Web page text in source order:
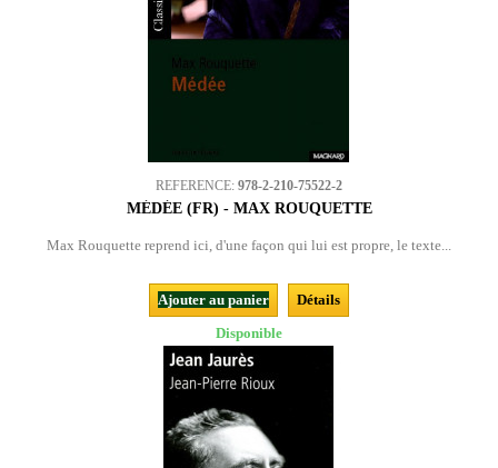
REFERENCE: 978-2-210-75522-2
MÉDÉE (FR) - MAX ROUQUETTE
Max Rouquette reprend ici, d'une façon qui lui est propre, le texte...
Ajouter au panier
Détails
Disponible